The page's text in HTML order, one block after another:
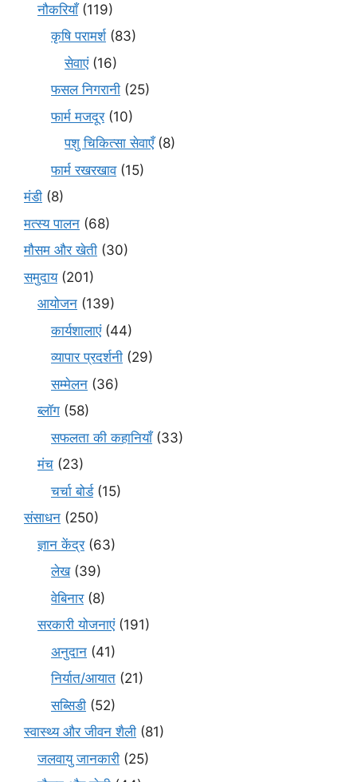
नौकरियाँ(119)
कृषि परामर्श(83)
सेवाएं(16)
फसल निगरानी (25)
फार्म मजदूर(10)
पशु चिकित्सा सेवाएँ(8)
फार्म रखरखाव(15)
मंडी (8)
मत्स्य पालन (68)
मौसम और खेती (30)
समुदाय(201)
आयोजन (139)
कार्यशालाएं(44)
व्यापार प्रदर्शनी (29)
सम्मेलन (36)
ब्लॉग (58)
सफलता की कहानियाँ(33)
मंच (23)
चर्चा बोर्ड(15)
संसाधन (250)
ज्ञान केंद्र(63)
लेख(39)
वेबिनार(8)
सरकारी योजनाएं(191)
अनुदान (41)
निर्यात/आयात (21)
सब्सिडी (52)
स्वास्थ्य और जीवन शैली (81)
जलवायु जानकारी (25)